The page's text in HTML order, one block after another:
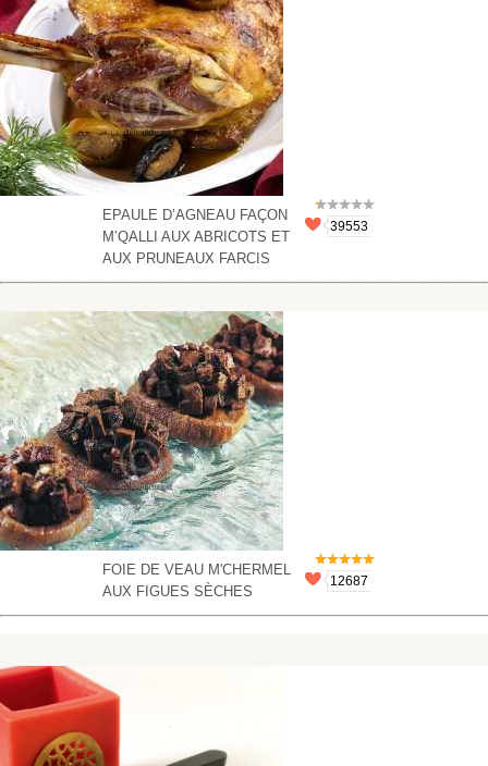
EPAULE D’AGNEAU FAÇON
M’QALLI AUX ABRICOTS ET
AUX PRUNEAUX FARCIS
39553
FOIE DE VEAU M'CHERMEL
AUX FIGUES SÈCHES
12687